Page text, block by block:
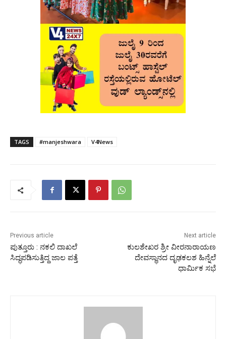
TAGS #manjeshwara V4News
Previous article
ಪುತ್ತೂರು : ನಕಲಿ ದಾಖಲೆ
ಸಿದ್ಧಪಡಿಸುತ್ತಿದ್ದ ಜಾಲ ಪತ್ತೆ
Next article
ಕುಲಶೇಖರ ಶ್ರೀ ವೀರನಾರಾಯಣ
ದೇವಸ್ಥಾನದ ದೃಢಕಲಶ ಹಿನ್ನೆಲೆ
ಧಾರ್ಮಿಕ ಸಭೆ